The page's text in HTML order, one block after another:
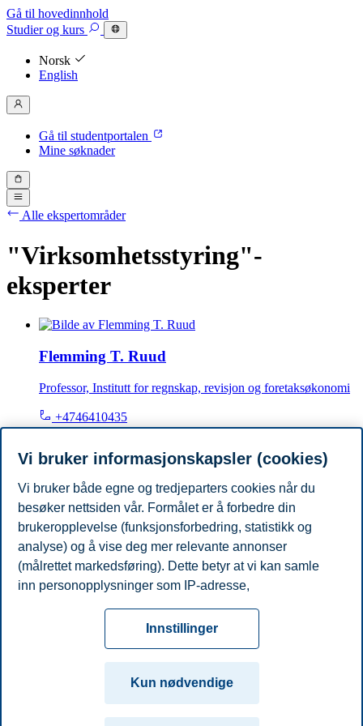
Gå til hovedinnhold
Studierog kurs
Norsk
English
Gå til studentportalen
Mine søknader
Alle ekspertområder
"Virksomhetsstyring"-
eksperter
Flemming T. Ruud
Professor, Institutt for regnskap, revisjon og foretaksøkonomi
+4746410435
flemming.ruud@bi.no
Oslo
Ralf Müller
Professor emeritus, Institutt for ledelse og organisasjon
+46706891040
ralf.muller@bi.no
Oslo
Tilgjengelighetserklæring
Kontakt oss
TrondheimStavanger
Vi bruker informasjonskapsler (cookies)
Vi bruker både egne og tredjeparters cookies når du
besøker nettsiden vår. Formålet er å forbedre din
brukeropplevelse (funksjonsforbedring, statistikk og
analyse) og å vise deg mer relevante annonser
(målrettet markedsføring). Dette betyr at vi kan samle
inn personopplysninger som IP-adresse,
cookies som er nødvendige for at nettsiden skal
fungere, kan du enten godta alle eller tilpasse ditt
samtykke ved å endre innstillinger.
Les mer om våre informasjonskapsler, hvilke
opplysninger vi samler inn og formålene i innstillinger
Innstillinger
Kun nødvendige